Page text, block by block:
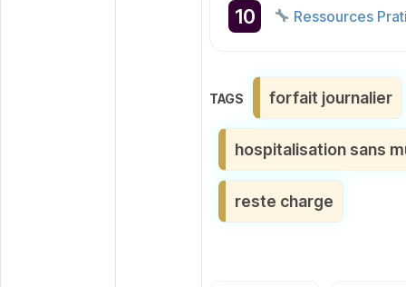
Ressources
Étiquettes
forfait journalier
hospitalisation sans
reste charge